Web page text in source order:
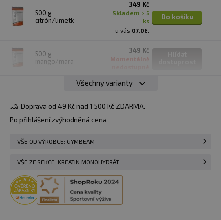
500 g
citrón/limetka
349 Kč
skladem > 5
ks
u vás 07.08.
Do košíku
500 g
mango/marakuja
349 Kč
Momentálně
349 Kč
nedostupné
Všechny varianty
Doprava od 49 Kč nad 1 500 Kč ZDARMA.
Po přihlášenízvýhodněná cena
VŠE OD VÝROBCE: GYMBEAM
VŠE ZE SEKCE: KREATIN MONOHYDRÁT